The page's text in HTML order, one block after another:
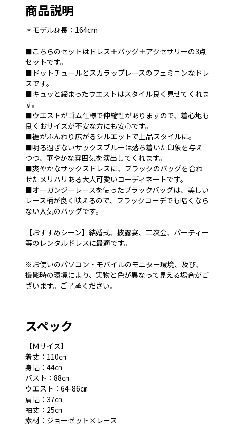
商品説明
＊モデル身長：164cm
■こちらのセットはドレス＋バッグ＋アクセサリーの3点
セットです。
■ドットチュールとスカラップレースのフェミニンなドレ
スです。
■キュッと締まったウエストはスタイル良く見せてくれま
す。
■ウエストがゴム仕様で伸縮性がありますので、着心地も
良くおサイズが不安な方にも安心です。
■裾がふんわり広がるシルエットで上品スタイルに。
■明る過ぎないサックスブルーは落ち着いた印象を与え
つつ、華やかな雰囲気を演出してくれます。
■爽やかなサックスドレスに、ブラックのバッグを合わ
せたメリハリある大人可愛いコーディネートです。
■オーガンジーレースを使ったブラックバッグは、美しい
レース柄が良く映えるので、ブラックコーデでも暗くなら
ない人気のバッグです。
【おすすめシーン】結婚式、披露宴、二次会、パーティー
等のレンタルドレスに最適です。
※お使いのパソコン・モバイルのモニター環境、及び、
撮影時の環境により、実物と色が異なって見える場合がご
ざいます。ご了承ください。
スペック
【Ｍサイズ】
着丈：110㎝
身幅：44㎝
バスト：88㎝
ウエスト：64-86㎝
肩幅：37㎝
袖丈：25㎝
素材：ジョーゼット×レース